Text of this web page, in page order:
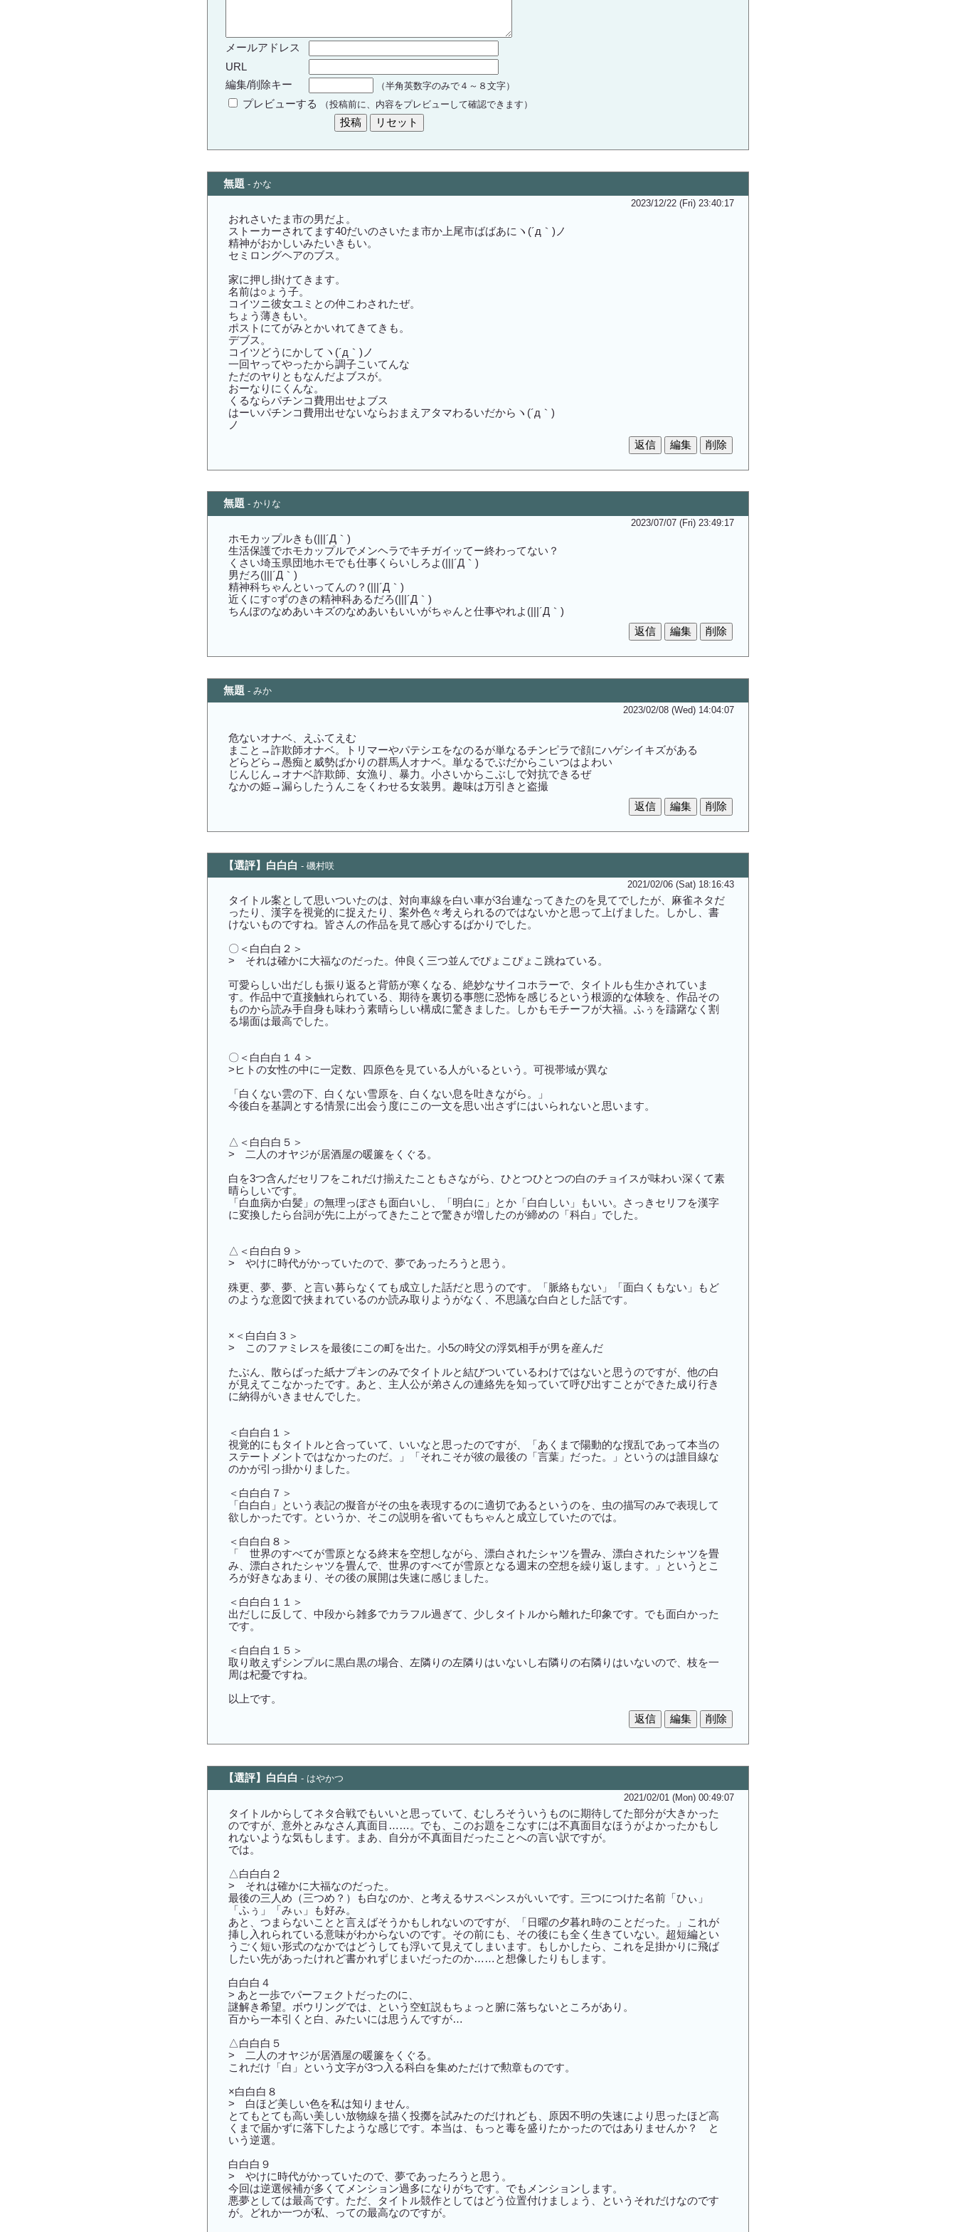
メールアドレス
URL
編集/削除キー
（半角英数字のみで４～８文字）
プレビューする （投稿前に、内容をプレビューして確認できます）
無題 - かな
2023/12/22 (Fri) 23:40:17
おれさいたま市の男だよ。
ストーカーされてます40だいのさいたま市か上尾市ばばあにヽ(´д｀)ノ
精神がおかしいみたいきもい。
セミロングヘアのブス。
家に押し掛けてきます。
名前は○ょう子。
コイツニ彼女ユミとの仲こわされたぜ。
ちょう薄きもい。
ポストにてがみとかいれてきてきも。
デブス。
コイツどうにかしてヽ(´д｀)ノ
一回ヤってやったから調子こいてんな
ただのヤりともなんだよブスが。
おーなりにくんな。
くるならパチンコ費用出せよブス
はーいパチンコ費用出せないならおまえアタマわるいだからヽ(´д｀)
ノ
無題 - かりな
2023/07/07 (Fri) 23:49:17
ホモカップルきも(|||´Д｀)
生活保護でホモカップルでメンヘラでキチガイッてー終わってない？
くさい埼玉県団地ホモでも仕事くらいしろよ(|||´Д｀)
男だろ(|||´Д｀)
精神科ちゃんといってんの？(|||´Д｀)
近くにす○ずのきの精神科あるだろ(|||´Д｀)
ちんぽのなめあいキズのなめあいもいいがちゃんと仕事やれよ(|||´Д｀)
無題 - みか
2023/02/08 (Wed) 14:04:07
危ないオナベ、えふてえむ
まこと→詐欺師オナベ。トリマーやパテシエをなのるが単なるチンピラで顔にハゲシイキズがある
どらどら→愚痴と威勢ばかりの群馬人オナベ。単なるでぶだからこいつはよわい
じんじん→オナベ詐欺師、女漁り、暴力。小さいからこぶしで対抗できるぜ
なかの姫→漏らしたうんこをくわせる女装男。趣味は万引きと盗撮
【選評】白白白 - 磯村咲
2021/02/06 (Sat) 18:16:43
タイトル案として思いついたのは、対向車線を白い車が3台連なってきたのを見てでしたが、麻雀ネタだ
ったり、漢字を視覚的に捉えたり、案外色々考えられるのではないかと思って上げました。しかし、書
けないものですね。皆さんの作品を見て感心するばかりでした。
〇＜白白白２＞
> それは確かに大福なのだった。仲良く三つ並んでぴょこぴょこ跳ねている。
可愛らしい出だしも振り返ると背筋が寒くなる、絶妙なサイコホラーで、タイトルも生かされていま
す。作品中で直接触れられている、期待を裏切る事態に恐怖を感じるという根源的な体験を、作品その
ものから読み手自身も味わう素晴らしい構成に驚きました。しかもモチーフが大福。ふぅを躊躇なく割
る場面は最高でした。
〇＜白白白１４＞
>ヒトの女性の中に一定数、四原色を見ている人がいるという。可視帯域が異な
「白くない雲の下、白くない雪原を、白くない息を吐きながら。」
今後白を基調とする情景に出会う度にこの一文を思い出さずにはいられないと思います。
△＜白白白５＞
> 二人のオヤジが居酒屋の暖簾をくぐる。
白を3つ含んだセリフをこれだけ揃えたこともさながら、ひとつひとつの白のチョイスが味わい深くて素
晴らしいです。
「白血病か白髪」の無理っぽさも面白いし、「明白に」とか「白白しい」もいい。さっきセリフを漢字
に変換したら台詞が先に上がってきたことで驚きが増したのが締めの「科白」でした。
△＜白白白９＞
> やけに時代がかっていたので、夢であったろうと思う。
殊更、夢、夢、と言い募らなくても成立した話だと思うのです。「脈絡もない」「面白くもない」もど
のような意図で挟まれているのか読み取りようがなく、不思議な白白とした話です。
×＜白白白３＞
> このファミレスを最後にこの町を出た。小5の時父の浮気相手が男を産んだ
たぶん、散らばった紙ナプキンのみでタイトルと結びついているわけではないと思うのですが、他の白
が見えてこなかったです。あと、主人公が弟さんの連絡先を知っていて呼び出すことができた成り行き
に納得がいきませんでした。
＜白白白１＞
視覚的にもタイトルと合っていて、いいなと思ったのですが、「あくまで陽動的な撹乱であって本当の
ステートメントではなかったのだ。」「それこそが彼の最後の「言葉」だった。」というのは誰目線な
のかが引っ掛かりました。
＜白白白７＞
「白白白」という表記の擬音がその虫を表現するのに適切であるというのを、虫の描写のみで表現して
欲しかったです。というか、そこの説明を省いてもちゃんと成立していたのでは。
＜白白白８＞
「 世界のすべてが雪原となる終末を空想しながら、漂白されたシャツを畳み、漂白されたシャツを畳
み、漂白されたシャツを畳んで、世界のすべてが雪原となる週末の空想を繰り返します。」というとこ
ろが好きなあまり、その後の展開は失速に感じました。
＜白白白１１＞
出だしに反して、中段から雑多でカラフル過ぎて、少しタイトルから離れた印象です。でも面白かった
です。
＜白白白１５＞
取り敢えずシンプルに黒白黒の場合、左隣りの左隣りはいないし右隣りの右隣りはいないので、枝を一
周は杞憂ですね。
以上です。
【選評】白白白 - はやかつ
2021/02/01 (Mon) 00:49:07
タイトルからしてネタ合戦でもいいと思っていて、むしろそういうものに期待してた部分が大きかった
のですが、意外とみなさん真面目……。でも、このお題をこなすには不真面目なほうがよかったかもし
れないような気もします。まあ、自分が不真面目だったことへの言い訳ですが。
では。
△白白白２
> それは確かに大福なのだった。
最後の三人め（三つめ？）も白なのか、と考えるサスペンスがいいです。三つにつけた名前「ひぃ」
「ふぅ」「みぃ」も好み。
あと、つまらないことと言えばそうかもしれないのですが、「日曜の夕暮れ時のことだった。」これが
挿し入れられている意味がわからないのです。その前にも、その後にも全く生きていない。超短編とい
うごく短い形式のなかではどうしても浮いて見えてしまいます。もしかしたら、これを足掛かりに飛ば
したい先があったけれど書かれずじまいだったのか……と想像したりもします。
白白白４
> あと一歩でパーフェクトだったのに、
謎解き希望。ボウリングでは、という空虹説もちょっと腑に落ちないところがあり。
百から一本引くと白、みたいには思うんですが…
△白白白５
> 二人のオヤジが居酒屋の暖簾をくぐる。
これだけ「白」という文字が3つ入る科白を集めただけで勲章ものです。
×白白白８
> 白ほど美しい色を私は知りません。
とてもとても高い美しい放物線を描く投擲を試みたのだけれども、原因不明の失速により思ったほど高
くまで届かずに落下したような感じです。本当は、もっと毒を盛りたかったのではありませんか？ と
いう逆選。
白白白９
> やけに時代がかっていたので、夢であったろうと思う。
今回は逆選候補が多くてメンション過多になりがちです。でもメンションします。
悪夢としては最高です。ただ、タイトル競作としてはどう位置付けましょう、というそれだけなのです
が。どれか一つが私、っての最高なのですが。